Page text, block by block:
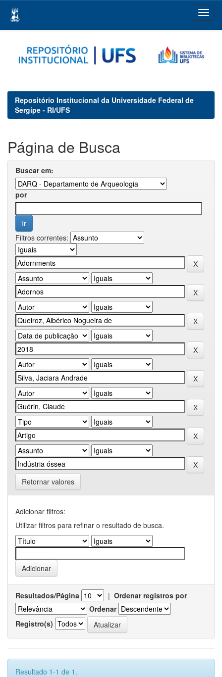
navigation
Repositório Institucional da Universidade Federal de
Sergipe - RI/UFS
Página de Busca
Buscar em:
por
Filtros correntes:
Retornar valores
Adicionar filtros:
Utilizar filtros para refinar o resultado de busca.
Resultados/Página | Ordenar registros por
Ordenar
Registro(s)
Resultado 1-1 de 1.